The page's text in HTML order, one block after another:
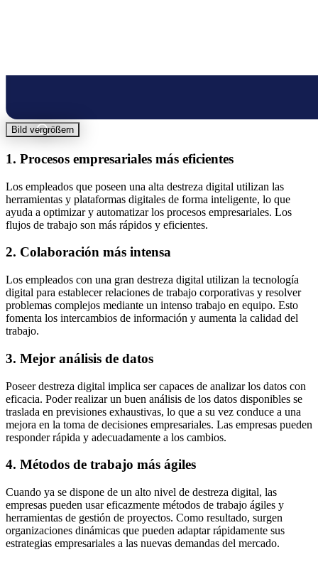
Bild vergrößern
1. Procesos empresariales más eficientes
Los empleados que poseen una alta destreza digital utilizan las
herramientas y plataformas digitales de forma inteligente, lo que
ayuda a optimizar y automatizar los procesos empresariales. Los
flujos de trabajo son más rápidos y eficientes.
2. Colaboración más intensa
Los empleados con una gran destreza digital utilizan la tecnología
digital para establecer relaciones de trabajo corporativas y resolver
problemas complejos mediante un intenso trabajo en equipo. Esto
fomenta los intercambios de información y aumenta la calidad del
trabajo.
3. Mejor análisis de datos
Poseer destreza digital implica ser capaces de analizar los datos con
eficacia. Poder realizar un buen análisis de los datos disponibles se
traslada en previsiones exhaustivas, lo que a su vez conduce a una
mejora en la toma de decisiones empresariales. Las empresas pueden
responder rápida y adecuadamente a los cambios.
4. Métodos de trabajo más ágiles
Cuando ya se dispone de un alto nivel de destreza digital, las
empresas pueden usar eficazmente métodos de trabajo ágiles y
herramientas de gestión de proyectos. Como resultado, surgen
organizaciones dinámicas que pueden adaptar rápidamente sus
estrategias empresariales a las nuevas demandas del mercado.